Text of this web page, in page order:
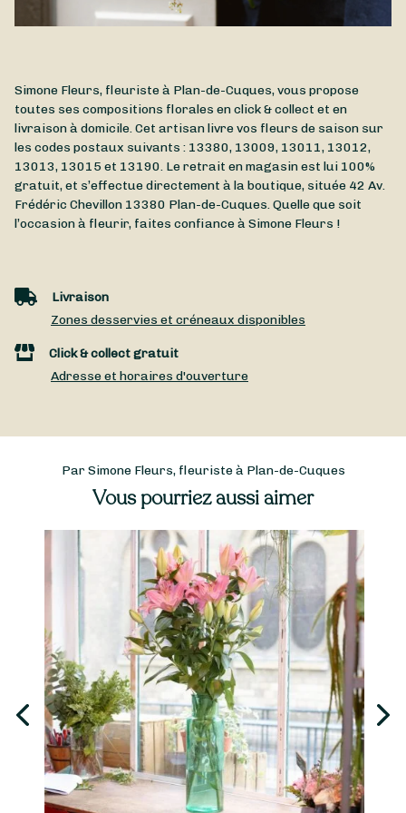
Simone Fleurs, fleuriste à Plan-de-Cuques, vous propose
toutes ses compositions florales en click & collect et en
livraison à domicile. Cet artisan livre vos fleurs de saison sur
les codes postaux suivants : 13380, 13009, 13011, 13012,
13013, 13015 et 13190. Le retrait en magasin est lui 100%
gratuit, et s’effectue directement à la boutique, située 42 Av.
Frédéric Chevillon 13380 Plan-de-Cuques. Quelle que soit
l’occasion à fleurir, faites confiance à Simone Fleurs !
Livraison
Zones desservies et créneaux disponibles
Click & collect gratuit
Adresse et horaires d'ouverture
Par Simone Fleurs, fleuriste à Plan-de-Cuques
Vous pourriez aussi aimer